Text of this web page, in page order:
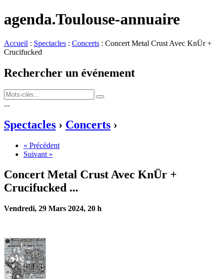
agenda.Toulouse-annuaire
Accueil : Spectacles : Concerts : Concert Metal Crust Avec KnÜr +
Crucifucked
Rechercher un événement
...
Spectacles › Concerts ›
« Précédent
Suivant »
Concert Metal Crust Avec KnÜr +
Crucifucked ...
Vendredi, 29 Mars 2024, 20 h